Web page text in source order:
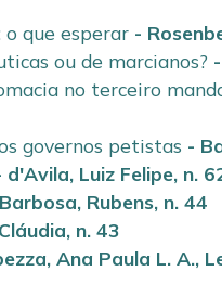
que esperar -
ou de marcianos? -
no terceiro
governos petistas -
d'Avila, Luiz Felipe, n.
Barbosa, Rubens, n. 44
, n. 43
Ana Paula L. A.,